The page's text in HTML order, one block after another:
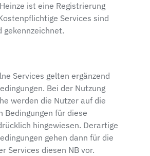
ist eine Registrierung
Services sind
gekennzeichnet.
Services gelten ergänzend
Bei der Nutzung
werden die Nutzer auf die
Bedingungen für diese
hingewiesen. Derartige
gehen dann für die
Services diesen NB vor.